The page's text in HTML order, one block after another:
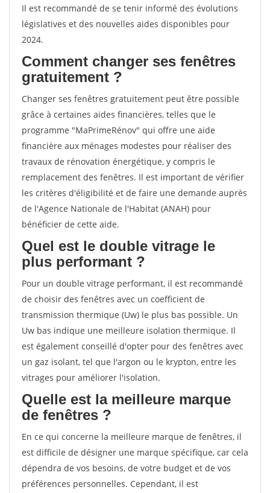
Il est recommandé de se tenir informé des évolutions
législatives et des nouvelles aides disponibles pour
2024.
Comment changer ses fenêtres
gratuitement ?
Changer ses fenêtres gratuitement peut être possible
grâce à certaines aides financières, telles que le
programme "MaPrimeRénov" qui offre une aide
financière aux ménages modestes pour réaliser des
travaux de rénovation énergétique, y compris le
remplacement des fenêtres. Il est important de vérifier
les critères d'éligibilité et de faire une demande auprès
de l'Agence Nationale de l'Habitat (ANAH) pour
bénéficier de cette aide.
Quel est le double vitrage le
plus performant ?
Pour un double vitrage performant, il est recommandé
de choisir des fenêtres avec un coefficient de
transmission thermique (Uw) le plus bas possible. Un
Uw bas indique une meilleure isolation thermique. Il
est également conseillé d'opter pour des fenêtres avec
un gaz isolant, tel que l'argon ou le krypton, entre les
vitrages pour améliorer l'isolation.
Quelle est la meilleure marque
de fenêtres ?
En ce qui concerne la meilleure marque de fenêtres, il
est difficile de désigner une marque spécifique, car cela
dépendra de vos besoins, de votre budget et de vos
préférences personnelles. Cependant, il est